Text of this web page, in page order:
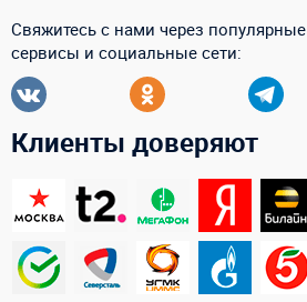
Свяжитесь с нами через популярные
сервисы и социальные сети:
Клиенты доверяют